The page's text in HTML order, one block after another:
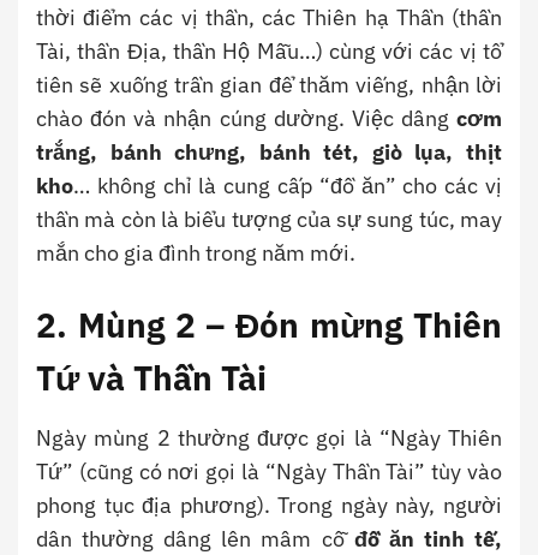
thời điểm các vị thần, các Thiên hạ Thần (thần
Tài, thần Địa, thần Hộ Mẫu…) cùng với các vị tổ
tiên sẽ xuống trần gian để thăm viếng, nhận lời
chào đón và nhận cúng dường. Việc dâng cơm
trắng, bánh chưng, bánh tét, giò lụa, thịt
kho… không chỉ là cung cấp “đồ ăn” cho các vị
thần mà còn là biểu tượng của sự sung túc, may
mắn cho gia đình trong năm mới.
2. Mùng 2 – Đón mừng Thiên
Tứ và Thần Tài
Ngày mùng 2 thường được gọi là “Ngày Thiên
Tứ” (cũng có nơi gọi là “Ngày Thần Tài” tùy vào
phong tục địa phương). Trong ngày này, người
dân thường dâng lên mâm cỗ đồ ăn tinh tế,